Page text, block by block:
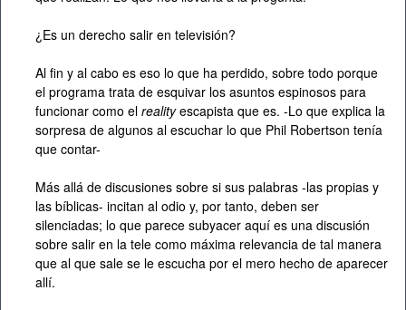
¿Es un derecho salir en televisión?
Al fin y al cabo es eso lo que ha perdido, sobre todo porque
el programa trata de esquivar los asuntos espinosos para
funcionar como el realityescapista que es. -Lo que explica la
sorpresa de algunos al escuchar lo que Phil Robertson tenía
que contar-
Más allá de discusiones sobre si sus palabras -las propias y
las bíblicas- incitan al odio y, por tanto, deben ser
silenciadas; lo que parece subyacer aquí es una discusión
sobre salir en la tele como máxima relevancia de tal manera
que al que sale se le escucha por el mero hecho de aparecer
allí.